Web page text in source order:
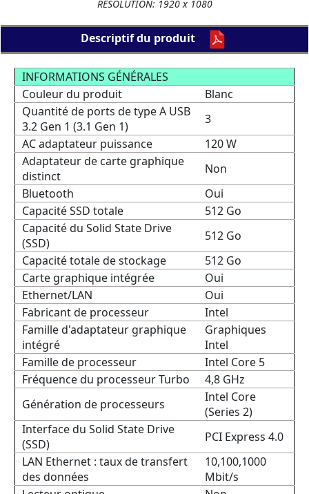
RÉSOLUTION: 1920 x 1080
Descriptif du produit
INFORMATIONS GÉNÉRALES
Couleur du produit
Blanc
Quantité de ports de type A USB
3.2 Gen 1 (3.1 Gen 1)
3
AC adaptateur puissance
120 W
Adaptateur de carte graphique
distinct
Non
Bluetooth
Oui
Capacité SSD totale
512 Go
Capacité du Solid State Drive
(SSD)
512 Go
Capacité totale de stockage
512 Go
Carte graphique intégrée
Oui
Ethernet/LAN
Oui
Fabricant de processeur
Intel
Famille d'adaptateur graphique
intégré
Graphiques
Intel
Famille de processeur
Intel Core 5
Fréquence du processeur Turbo
4,8 GHz
Génération de processeurs
Intel Core
(Series 2)
Interface du Solid State Drive
(SSD)
PCI Express 4.0
LAN Ethernet : taux de transfert
des données
10,100,1000
Mbit/s